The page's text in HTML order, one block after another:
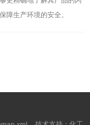
障生产环境的安全。